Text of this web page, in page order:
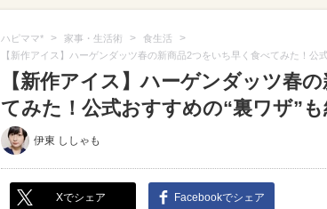
ハピママ* > 家事・生活術 > 食生活 >
【新作アイス】ハーゲンダッツ春の新商品2つをいち早く食べてみた！公
【新作アイス】ハーゲンダッツ春
てみた！公式おすすめの“裏ワザ”も
伊東 ししゃも
Xでシェア Facebookでシェア